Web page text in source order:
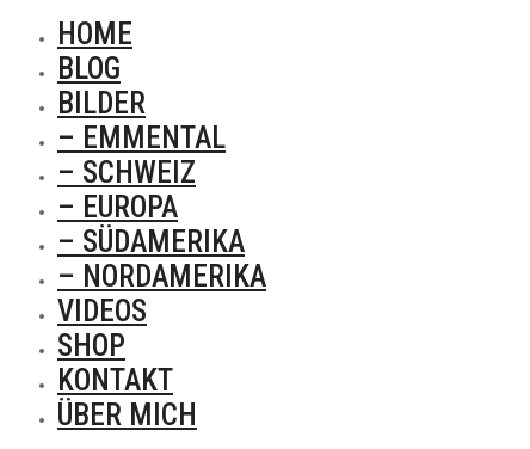
HOME
BLOG
BILDER
– EMMENTAL
– SCHWEIZ
– EUROPA
– SÜDAMERIKA
– NORDAMERIKA
VIDEOS
SHOP
KONTAKT
ÜBER MICH